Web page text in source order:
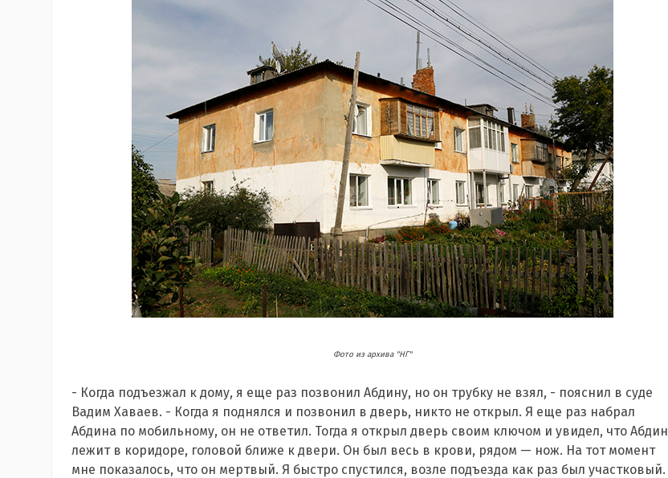
Фото из архива "НГ"
- Когда подъезжал к дому, я еще раз позвонил Абдину, но он трубку не взял, - пояснил в суде
Вадим Хаваев. - Когда я поднялся и позвонил в дверь, никто не открыл. Я еще раз набрал
Абдина по мобильному, он не ответил. Тогда я открыл дверь своим ключом и увидел, что Абдин
лежит в коридоре, головой ближе к двери. Он был весь в крови, рядом — нож. На тот момент
мне показалось, что он мертвый. Я быстро спустился, возле подъезда как раз был участковый.